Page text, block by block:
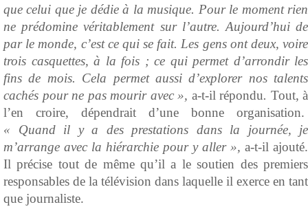
que celui que je dédie à la musique. Pour le moment rien
ne prédomine véritablement sur l’autre. Aujourd’hui de
par le monde, c’est ce qui se fait. Les gens ont deux, voire
trois casquettes, à la fois ; ce qui permet d’arrondir les
fins de mois. Cela permet aussi d’explorer nos talents
cachés pour ne pas mourir avec », a-t-il répondu. Tout, à
l’en croire, dépendrait d’une bonne organisation.
« Quand il y a des prestations dans la journée, je
m’arrange avec la hiérarchie pour y aller », a-t-il ajouté.
Il précise tout de même qu’il a le soutien des premiers
responsables de la télévision dans laquelle il exerce en tant
que journaliste.